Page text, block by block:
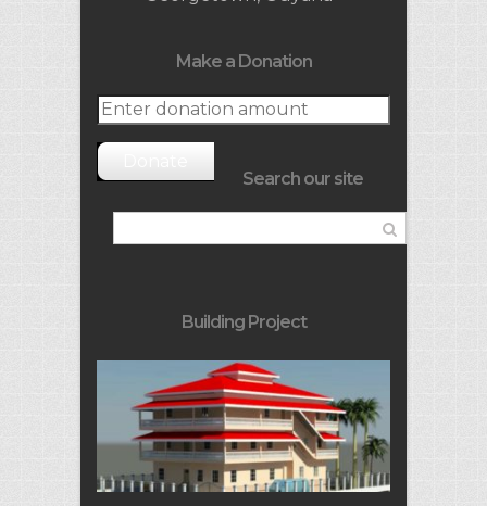
Make a Donation
Search our site
Building Project